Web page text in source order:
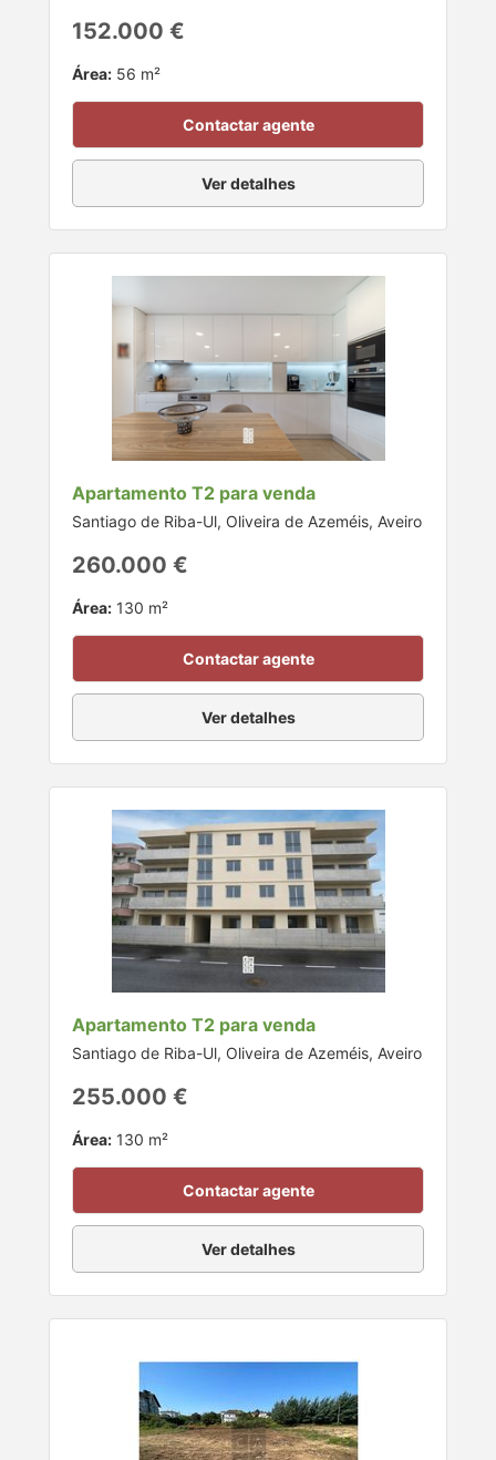
152.000 €
Área: 56 m²
Contactar agente
Ver detalhes
Apartamento T2 para venda
Santiago de Riba-Ul, Oliveira de Azeméis, Aveiro
260.000 €
Área: 130 m²
Contactar agente
Ver detalhes
Apartamento T2 para venda
Santiago de Riba-Ul, Oliveira de Azeméis, Aveiro
255.000 €
Área: 130 m²
Contactar agente
Ver detalhes